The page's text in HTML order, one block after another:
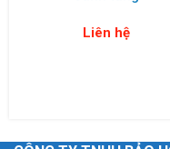
Liên hệ